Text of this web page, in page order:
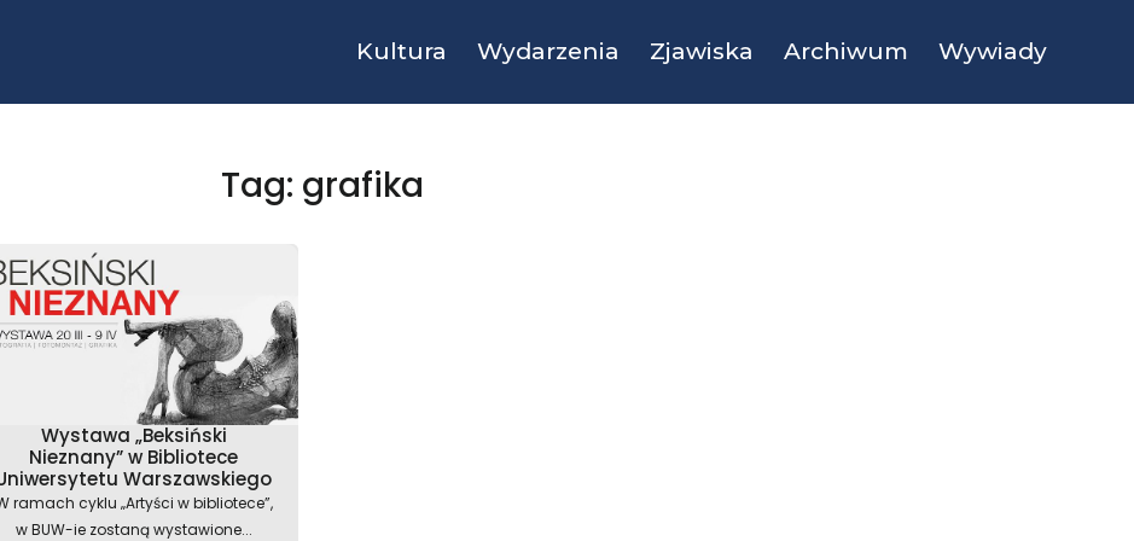
Kultura Wydarzenia Zjawiska Archiwum Wywiady
Tag: grafika
Wystawa „Beksiński
Nieznany” w Bibliotece
Warszawskiego
ramach cyklu „Artyści w bibliotece”,
w BUW-ie zostaną wystawione...